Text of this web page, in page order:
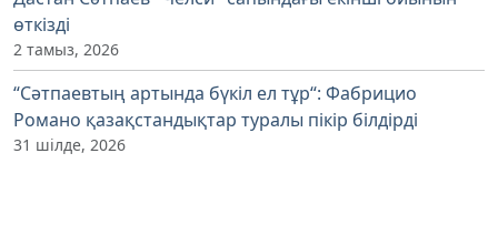
өткізді
2 тамыз, 2026
“Сәтпаевтың артында бүкіл ел тұр“: Фабрицио
Романо қазақстандықтар туралы пікір білдірді
31 шілде, 2026